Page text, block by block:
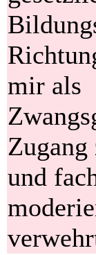
mir als
und